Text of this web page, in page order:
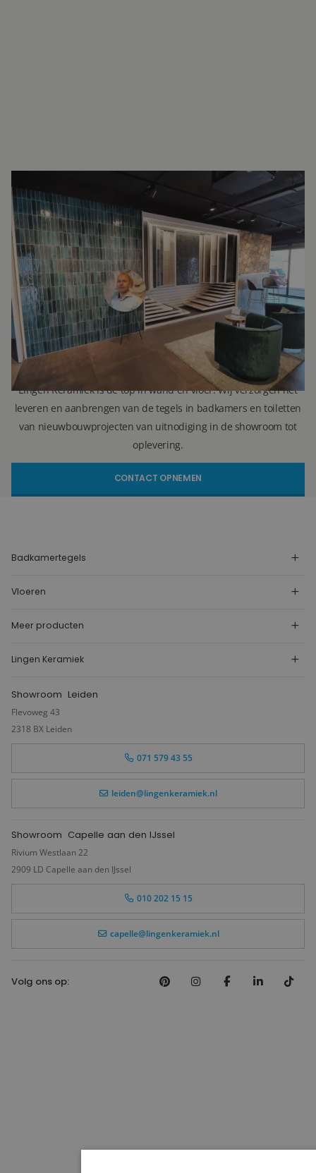
INTERESSE? NEEM VOOR MEER INFORMATIE
CONTACT OP.
Ron Vellekoop
Directeur
071 579 43 55
(Leiden)
010 202 15 15
(Capelle aan den IJssel)
r.vellekoop@lingenkeramiek.nl
Lingen Keramiek is de top in wand en vloer. Wij verzorgen het
leveren en aanbrengen van de tegels in badkamers en toiletten
van nieuwbouwprojecten van uitnodiging in de showroom tot
oplevering.
CONTACT OPNEMEN
Badkamertegels
Vloeren
Meer producten
Lingen Keramiek
Showroom Leiden
Flevoweg 43
2318 BX Leiden
071 579 43 55
leiden@lingenkeramiek.nl
Showroom Capelle aan den IJssel
Rivium Westlaan 22
2909 LD Capelle aan den IJssel
010 202 15 15
capelle@lingenkeramiek.nl
Volg ons op: